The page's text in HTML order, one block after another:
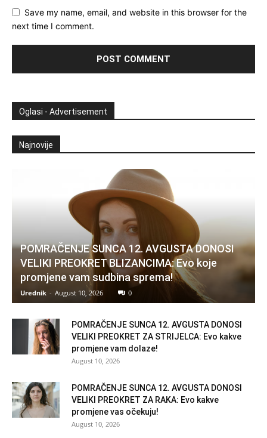
Save my name, email, and website in this browser for the
next time I comment.
Oglasi - Advertisement
Najnovije
POMRAČENJE SUNCA 12. AVGUSTA DONOSI
VELIKI PREOKRET BLIZANCIMA: Evo koje
promjene vam sudbina sprema!
Urednik - August 10, 2026 0
POMRAČENJE SUNCA 12. AVGUSTA DONOSI
VELIKI PREOKRET ZA STRIJELCA: Evo kakve
promjene vam dolaze!
August 10, 2026
POMRAČENJE SUNCA 12. AVGUSTA DONOSI
VELIKI PREOKRET ZA RAKA: Evo kakve
promjene vas očekuju!
August 10, 2026